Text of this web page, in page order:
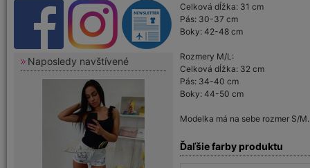
Naposledy navštívené
Celková dĺžka: 31 cm
Pás: 30-37 cm
Boky: 42-48 cm
Rozmery M/L:
Celková dĺžka: 32 cm
Pás: 34-40 cm
Boky: 44-50 cm
Modelka má na sebe rozmer S/M.
Ďaľšie farby produktu